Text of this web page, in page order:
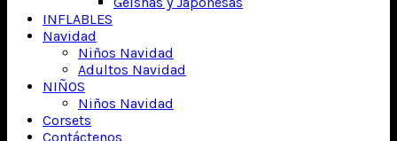
INFLABLES
Navidad
Niños Navidad
Adultos Navidad
NIÑOS
Niños Navidad
Corsets
Contáctenos